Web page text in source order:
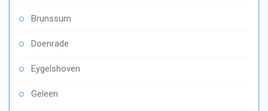
Brunssum
Doenrade
Eygelshoven
Geleen